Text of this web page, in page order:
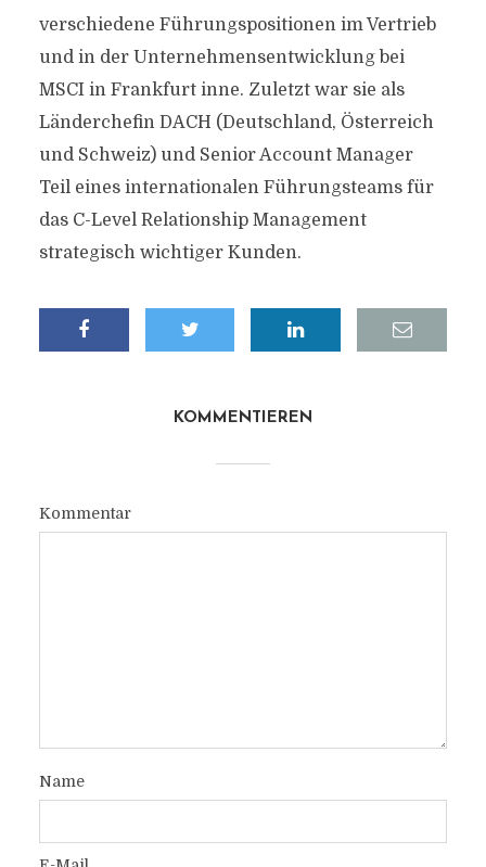
verschiedene Führungspositionen im Vertrieb
und in der Unternehmensentwicklung bei
MSCI in Frankfurt inne. Zuletzt war sie als
Länderchefin DACH (Deutschland, Österreich
und Schweiz) und Senior Account Manager
Teil eines internationalen Führungsteams für
das C-Level Relationship Management
strategisch wichtiger Kunden.
KOMMENTIEREN
Kommentar
Name